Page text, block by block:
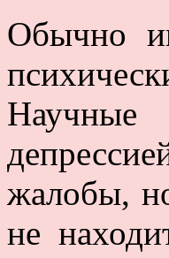
Обычно
Научные
жалобы,
не